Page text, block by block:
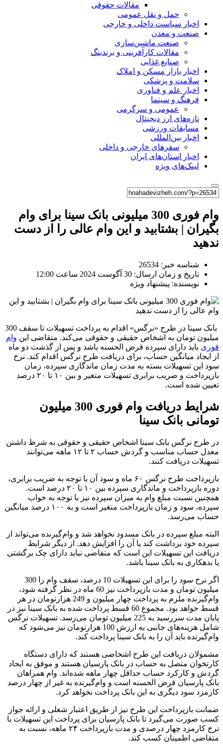
مقالات حقوقی
حمل و نقل عمومی
اخبار سیاست داخلی و خارجی
صنعت و معدن
صنعت ماشین‌سازی
مقالات کارآفرینی و برندینگ
صنایع غذایی
اخبار بازار مسکن و املاک
سلامت و پزشکی
اخبار علم و فناوری
فرهنگ و سینما
عمومی و سرگرمی
تازه‌های ارز دیجیتال
مسابقات ورزشی
اخبار بین‌المللی
سفرهای خارجی و داخلی
اخبار استان‌های ایران
لینک‌های ویژه
وام فوری 300 میلیونی بانک سینا برای وام
بگیران | بشتابید و این وام عالی را از دست
ندهید
شناسه خبر: 26534
تاریخ و زمان ارسال: 30 آگوست 2024 ساعت 12:00
نویسنده: پیشنهاد ویژه
بانک سینا در طرح «نرگس» اقدام به پرداخت تسهیلات تا سقف 300
میلیون تومان به اشخاص حقیقی و حقوقی می‌کند. متقاضی این وام
فوری باید دارای سپرده قرض الحسنه باشد و پس از گذشت دو ماه
از ایجاد میانگین حساب، برای دریافت طرح نرگس اقدام کند. نرخ
سود این تسهیلات بسته به مدت زمان ماندگاری سپرده، زمان
بازپرداخت و ضریب برابری تسهیلات متغیر و بین ۱۰ تا ۲۰ درصد
تعیین شده است.
شرایط دریافت وام فوری 300 میلیون
تومانی بانک سینا
در طرح نرگس بانک سینا اشخاص حقیقی و حقوقی به شرط داشتن
معدل حساب مناسب و گردش حساب ۲ تا ۱۲ ماهه می‌توانند
تسهیلات دریافت کنند.
بازپرداخت طرح نرگس ۶۰ ماه و سود آن با توجه به ضریب برابری،
دوره بازپرداخت و ماندگاری سپرده بین ۱۰ تا ۲۰ درصد است.
همچنین نسبت مبلغ وام به میزان سپرده نیز با توجه به خواب
سپرده، سود و زمان بازپرداخت متغیر است و به ۱۰۰ درصد میانگین
حساب می‌رسد.
البته مبلغ سپرده در بانک مسدود نخواهد شد و وام‌گیرنده می‌تواند از
سپرده خود برداشت کند یا آن را افزایش دهد. از دیگر شرایط
دریافت این تسهیلات این است که متقاضی نباید دارای چک برگشتی
یا بدهکاری به بانک سینا باشد.
اگر نرخ سود را برای این تسهیلات 10 درصد، سقف وام را 300
میلیون تومان و مدت بازپرداخت نیز 60 ماه در نظر گرفته شود،
وام‌گیرنده ملزم به پرداخت چهار میلیون و 249 هزارتومان در هر
قسط خواهد بود. مجموع 60 قسط پرداخت شده به بانک سینا نیز در
پایان مدت سررسید به 225 میلیون تومان می‌رسد. تسهیلات نرگس
شامل هزینه‌های جانبی به ارزش 100 هزارتومان نیز می‌شود که
وام‌گیرنده باید آن را به بانک سینا پرداخت کند.
مشمولان دریافت این طرح اشخاصی‌ هستند که دارای دستگاه
کارتخوان متصل به حساب در بانک پارسیان هستند و موفق به ایجاد
گردش و کارکرد حساب حداقل چهار ماهه شده‌اند. وام همراهان
بانک پارسیان قرض الحسنه است و وام‌گیرنده به غیر از چهار درصد
کارمزد سود دیگری به این بانک پرداخت نخواهد کرد.
ضمانت بازپرداخت این طرح نیز از طریق اعتبار شغلی و ارائه جواز
کسب صورت می‌گیرد تا بانک پارسیان برای پرداخت این تسهیلات با
نرخ کارمزد چهار درصدی و مدت بازپرداخت ۲۴ ماهه، نسبت به
متقاضی اطمینان کسب کند.